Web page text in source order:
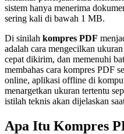
sistem hanya menerima
sering kali di bawah 1 MB.
Di sinilah kompres PDF
adalah cara mengecilkan
cepat dikirim, dan memenuhi
membahas cara kompres PDF
online, aplikasi offline di
menargetkan ukuran tertentu
istilah teknis akan dijelaskan
Apa Itu Kompres